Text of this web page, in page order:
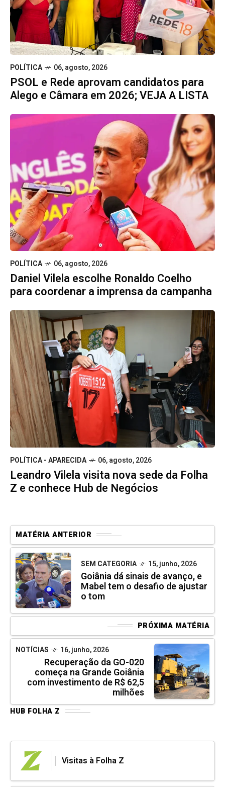
POLÍTICA 06, agosto, 2026
PSOL e Rede aprovam candidatos para
Alego e Câmara em 2026; VEJA A LISTA
POLÍTICA 06, agosto, 2026
Daniel Vilela escolhe Ronaldo Coelho
para coordenar a imprensa da campanha
POLÍTICA - APARECIDA 06, agosto, 2026
Leandro Vilela visita nova sede da Folha
Z e conhece Hub de Negócios
MATÉRIA ANTERIOR
SEM CATEGORIA 15, junho, 2026
Goiânia dá sinais de avanço, e
Mabel tem o desafio de ajustar
o tom
PRÓXIMA MATÉRIA
NOTÍCIAS 16, junho, 2026
Recuperação da GO-020
começa na Grande Goiânia
com investimento de R$ 62,5
milhões
HUB FOLHA Z
Visitas à Folha Z